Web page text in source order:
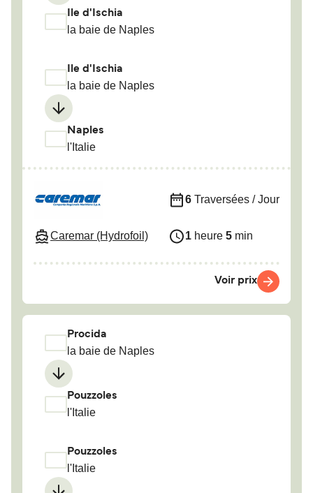
Ile d'Ischia
la baie de Naples
Ile d'Ischia
la baie de Naples
Naples
l'Italie
Caremar (Hydrofoil)
6 Traversées / Jour
1 heure 5 min
Voir prix
Procida
la baie de Naples
Pouzzoles
l'Italie
Pouzzoles
l'Italie